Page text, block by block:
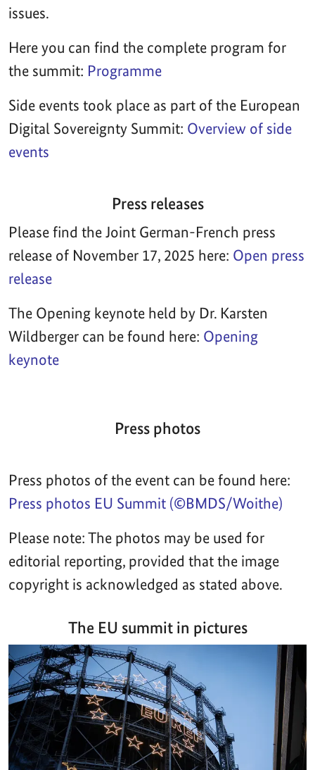
issues.
Here you can find the complete program for
the summit: Programme
Side events took place as part of the European
Digital Sovereignty Summit: Overview of side
events
Press releases
Please find the Joint German-French press
release of November 17, 2025 here: Open press
release
The Opening keynote held by Dr. Karsten
Wildberger can be found here: Opening
keynote
Press photos
Press photos of the event can be found here:
Press photos EU Summit (©BMDS/Woithe)
Please note: The photos may be used for
editorial reporting, provided that the image
copyright is acknowledged as stated above.
The EU summit in pictures